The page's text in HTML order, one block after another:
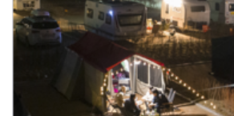
캠핑장(9월1일~6일) 미운영 공지